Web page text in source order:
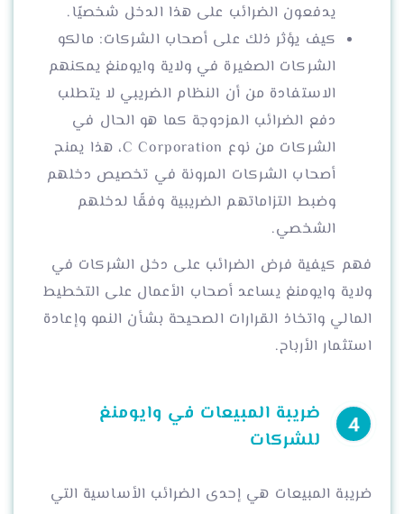
يدفعون الضرائب على هذا الدخل شخصيًا.
كيف يؤثر ذلك على أصحاب الشركات: مالكو
الشركات الصغيرة في ولاية وايومنغ يمكنهم
الاستفادة من أن النظام الضريبي لا يتطلب
دفع الضرائب المزدوجة كما هو الحال في
الشركات من نوع C Corporation، هذا يمنح
أصحاب الشركات المرونة في تخصيص دخلهم
وضبط التزاماتهم الضريبية وفقًا لدخلهم
الشخصي.
فهم كيفية فرض الضرائب على دخل الشركات في
ولاية وايومنغ يساعد أصحاب الأعمال على التخطيط
المالي واتخاذ القرارات الصحيحة بشأن النمو وإعادة
استثمار الأرباح.
ضريبة المبيعات في وايومنغ
للشركات
ضريبة المبيعات هي إحدى الضرائب الأساسية التي